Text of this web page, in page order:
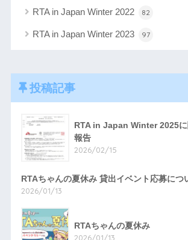
RTA in Japan Winter 2022 82
RTA in Japan Winter 2023 97
投稿記事
RTA in Japan Winter 2025
報告
2026/02/15
RTAちゃんの夏休み 貸出イベント応募につ
2026/01/13
RTAちゃんの夏休み
2026/01/13